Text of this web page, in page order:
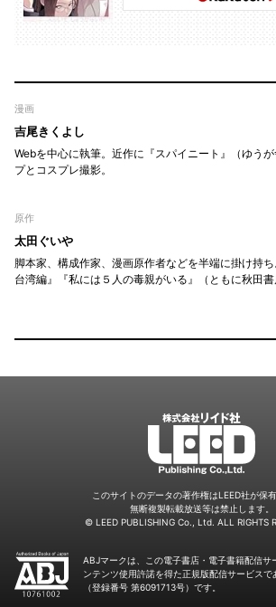
漫画
吉尾きくよし
Webを中心に執筆。近作に『スパイニート』（ゆう
プとコスプレ撮影。
原作
太田ぐいや
脚本家、構成作家、漫画原作者などを半端に掛け持
台湾編』『私には５人の毒親がいる』（ともに秋田書
LEED
このサイトのデータの著作権はLEED社が保有
無断複製転載放送等は禁止します。
© LEED PUBLISHING Co., Ltd. ALL RIGHTS
ABJマークは、この電子書店・電子書籍配信サ
ンテンツ使用許諾を得た正規版配信サービスで
（登録番号 第6091713号）です。